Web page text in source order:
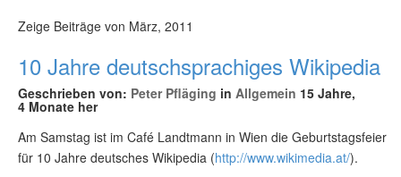
Zeige Beiträge von März, 2011
10 Jahre deutschsprachiges Wikipedia
Geschrieben von: Peter Pfläging in Allgemein 15 Jahre,
4 Monate her
Am Samstag ist im Café Landtmann in Wien die Geburtstagsfeier
für 10 Jahre deutsches Wikipedia (http://www.wikimedia.at/).